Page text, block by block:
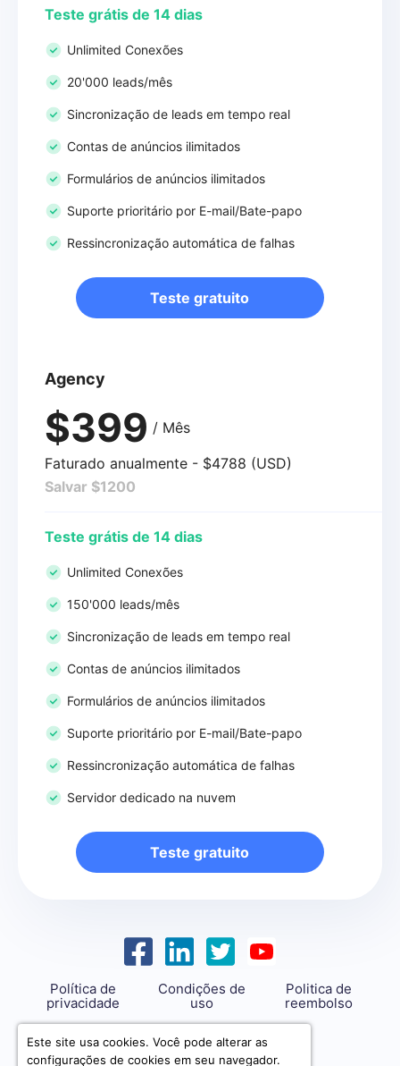
Teste grátis de 14 dias
Unlimited Conexões
20'000 leads/mês
Sincronização de leads em tempo real
Contas de anúncios ilimitados
Formulários de anúncios ilimitados
Suporte prioritário por E-mail/Bate-papo
Ressincronização automática de falhas
Teste gratuito
Agency
$399 / Mês
Faturado anualmente - $4788 (USD)
Salvar $1200
Teste grátis de 14 dias
Unlimited Conexões
150'000 leads/mês
Sincronização de leads em tempo real
Contas de anúncios ilimitados
Formulários de anúncios ilimitados
Suporte prioritário por E-mail/Bate-papo
Ressincronização automática de falhas
Servidor dedicado na nuvem
Teste gratuito
Política de
privacidade
Condições de
uso
Politica de
reembolso
support@savemyleads.com
Este site usa cookies. Você pode alterar as
configurações de cookies em seu navegador.